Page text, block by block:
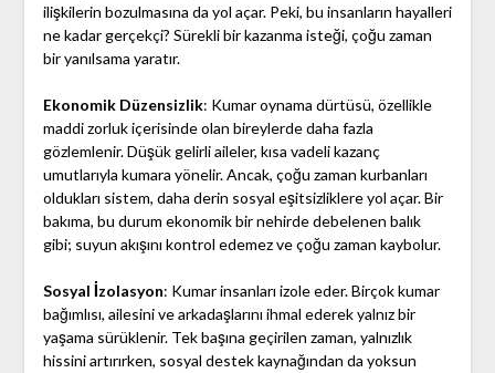
ilişkilerin bozulmasına da yol açar. Peki, bu insanların hayalleri
ne kadar gerçekçi? Sürekli bir kazanma isteği, çoğu zaman
bir yanılsama yaratır.
Ekonomik Düzensizlik: Kumar oynama dürtüsü, özellikle
maddi zorluk içerisinde olan bireylerde daha fazla
gözlemlenir. Düşük gelirli aileler, kısa vadeli kazanç
umutlarıyla kumara yönelir. Ancak, çoğu zaman kurbanları
oldukları sistem, daha derin sosyal eşitsizliklere yol açar. Bir
bakıma, bu durum ekonomik bir nehirde debelenen balık
gibi; suyun akışını kontrol edemez ve çoğu zaman kaybolur.
Sosyal İzolasyon: Kumar insanları izole eder. Birçok kumar
bağımlısı, ailesini ve arkadaşlarını ihmal ederek yalnız bir
yaşama sürüklenir. Tek başına geçirilen zaman, yalnızlık
hissini artırırken, sosyal destek kaynağından da yoksun